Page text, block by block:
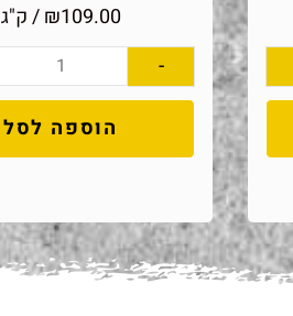
₪109.00 / ק"ג
-
הוספה לסל